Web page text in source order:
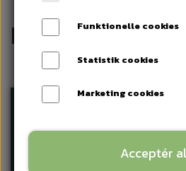
FORSTÆRKERE
Funktionelle cookies
Statistik cookies
Marketing cookies
Acceptér